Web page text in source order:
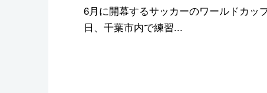
6月に開幕するサッカーのワールドカッ
日、千葉市内で練習...